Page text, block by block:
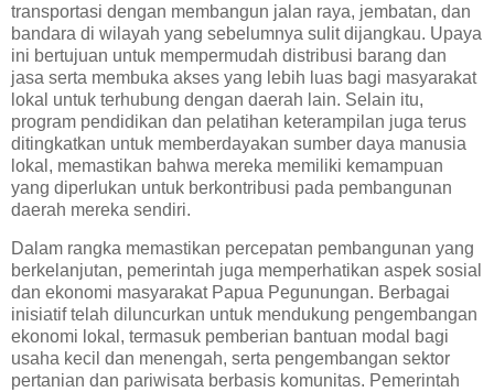
transportasi dengan membangun jalan raya, jembatan, dan
bandara di wilayah yang sebelumnya sulit dijangkau. Upaya
ini bertujuan untuk mempermudah distribusi barang dan
jasa serta membuka akses yang lebih luas bagi masyarakat
lokal untuk terhubung dengan daerah lain. Selain itu,
program pendidikan dan pelatihan keterampilan juga terus
ditingkatkan untuk memberdayakan sumber daya manusia
lokal, memastikan bahwa mereka memiliki kemampuan
yang diperlukan untuk berkontribusi pada pembangunan
daerah mereka sendiri.
Dalam rangka memastikan percepatan pembangunan yang
berkelanjutan, pemerintah juga memperhatikan aspek sosial
dan ekonomi masyarakat Papua Pegunungan. Berbagai
inisiatif telah diluncurkan untuk mendukung pengembangan
ekonomi lokal, termasuk pemberian bantuan modal bagi
usaha kecil dan menengah, serta pengembangan sektor
pertanian dan pariwisata berbasis komunitas. Pemerintah